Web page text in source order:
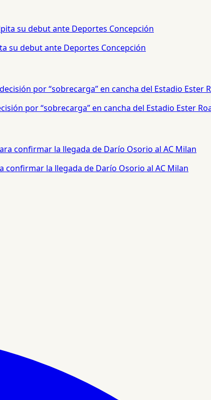
su debut ante Deportes Concepción
por “sobrecarga” en cancha del Estadio Ester
confirmar la llegada de Darío Osorio al AC Milan